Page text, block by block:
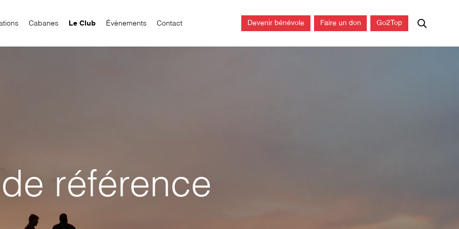
Cabanes Le Club Évènements Contact Devenir bénévole Faire un don Go2Top
référence